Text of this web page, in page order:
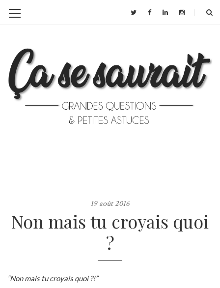
19 août 2016
Non mais tu croyais quoi
?
“Non mais tu croyais quoi ?!”